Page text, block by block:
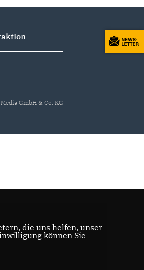
GmbH & Co. KG
die uns helfen, unser
können Sie